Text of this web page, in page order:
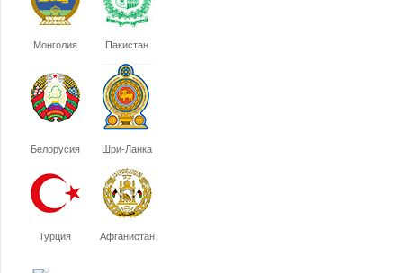
Монголия Пакистан
Белорусия Шри-Ланка
Турция Афганистан